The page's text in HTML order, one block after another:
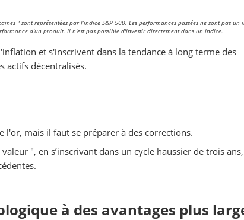
" sont représentées par l’indice S&P 500. Les performances passées ne sont pas un
d'un produit. Il n'est pas possible d'investir directement dans un indice.
et s'inscrivent dans la tendance à long terme des
actifs décentralisés.
mais il faut se préparer à des corrections.
", en s’inscrivant dans un cycle haussier de trois ans,
à des avantages plus